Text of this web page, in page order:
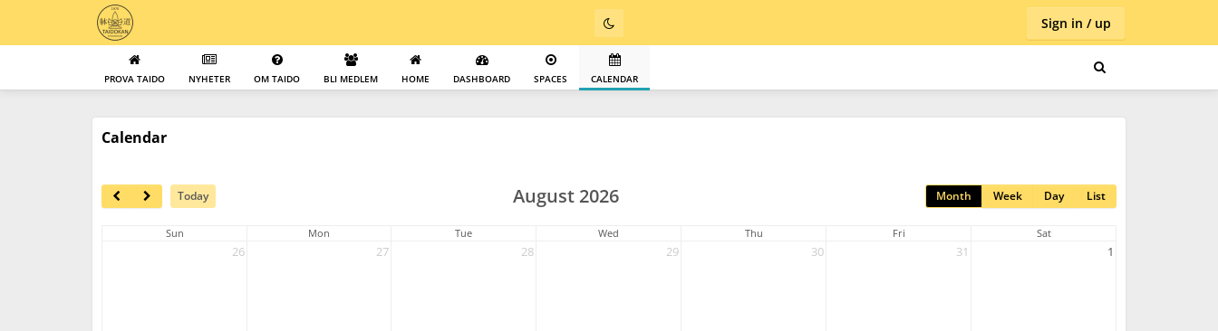
Sign in / up
PROVA TAIDO NYHETER OM TAIDO BLI MEDLEM HOME DASHBOARD SPACES CALENDAR
Calendar
Today August 2026 Month Week Day List
Sun Mon Tue Wed Thu Fri Sat
26 27 28 29 30 31 1